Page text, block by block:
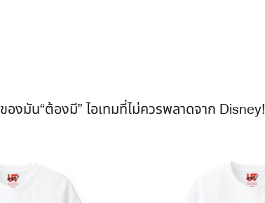
ของมัน“ต้องมี” ไอเทมที่ไม่ควรพลาดจาก Disney!